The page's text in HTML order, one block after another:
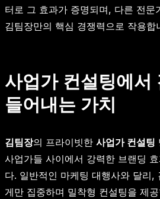
터로 그 효과가 증명되며, 다른 전문
김팀장만의 핵심 경쟁력으로 작용합
사업가 컨설팅에서
들어내는 가치
김팀장의 프라이빗한 사업가 컨설팅
사업가들 사이에서 강력한 브랜딩
다. 일반적인 마케팅 대행사와 달리,
게만 집중하며 밀착형 컨설팅을 제